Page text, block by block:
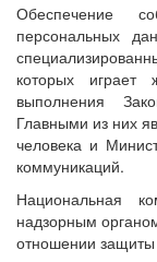
Обеспечение
персональных
которых
выполнения
Главными из них
человека и
коммуникаций.
Национальная
надзорным
отношении